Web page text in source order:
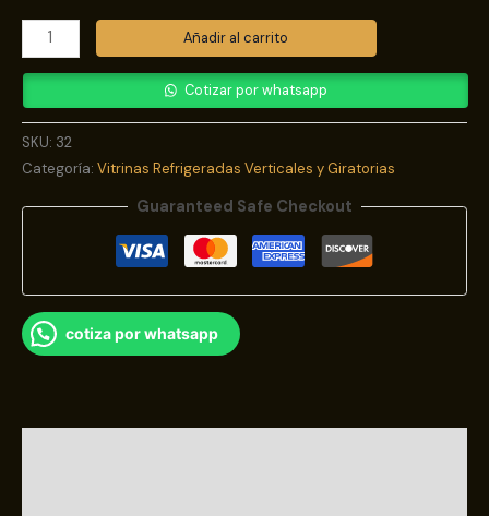
Añadir al carrito
Cotizar por whatsapp
SKU: 32
Categoría: Vitrinas Refrigeradas Verticales y Giratorias
Guaranteed Safe Checkout
cotiza por whatsapp